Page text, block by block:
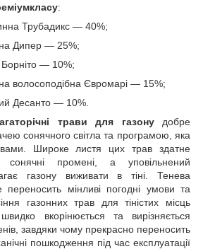
:
Трубадикс — 40%;
Дипер — 25%;
Борніто — 10%;
волосоподібна Євромарі — 15%;
Десанто — 10%.
трави для газонудобре
сонячного світла та програмою, яка
Широке листя цих трав здатне
промені, а уповільнений
газону виживати в тіні. Тенева
переносить мінливі погодні умови та
газонних трав для тіністих місць
вкорінюється та вирізняється
завдяки чому прекрасно переносить
пошкодження під час експлуатації